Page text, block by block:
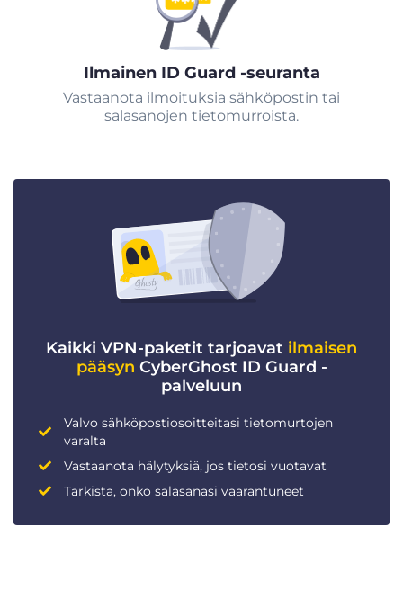
Ilmainen ID Guard -seuranta
Vastaanota ilmoituksia sähköpostin tai
salasanojen tietomurroista.
Kaikki VPN-paketit tarjoavat ilmaisen
pääsyn CyberGhost ID Guard -
palveluun
Valvo sähköpostiosoitteitasi tietomurtojen
varalta
Vastaanota hälytyksiä, jos tietosi vuotavat
Tarkista, onko salasanasi vaarantuneet